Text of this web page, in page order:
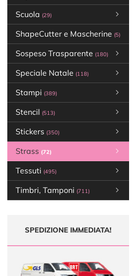
Scuola (29)
ShapeCutter e Mascherine (5)
Sospeso Trasparente (180)
Speciale Natale (118)
Stampi (389)
Stencil (513)
Stickers (350)
Strass (72)
Tessuti (495)
Timbri, Tamponi (711)
SPEDIZIONE IMMEDIATA!